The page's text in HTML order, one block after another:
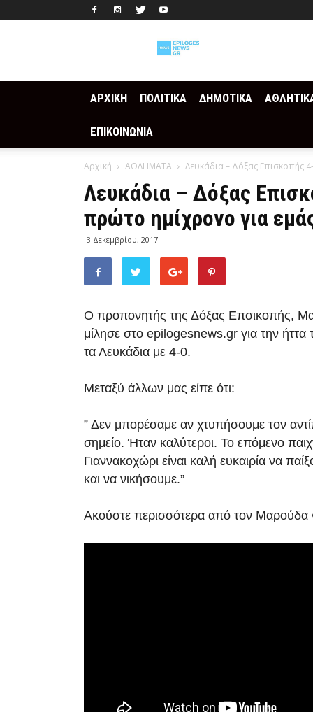
ΑΡΧΙΚΗ ΠΟΛΙΤΙΚΑ ΔΗΜΟΤΙΚΑ
ΕΠΙΚΟΙΝΩΝΙΑ
Αρχική ΑΘΛΗΜΑΤΑ Λευκάδια – Δόξας Επισκοπής
Λευκάδια – Δόξας
πρώτο ημίχρονο για
3 Δεκεμβρίου, 2017
Ο προπονητής της Δόξας Επσικοπής,
μίλησε στο epilogesnews.gr για την
τα Λευκάδια με 4-0.
Μεταξύ άλλων μας είπε ότι:
” Δεν μπορέσαμε αν χτυπήσουμε τον
σημείο. Ήταν καλύτεροι. Το επόμενο
Γιαννακοχώρι είναι καλή ευκαιρία να
και να νικήσουμε.”
Ακούστε περισσότερα από τον